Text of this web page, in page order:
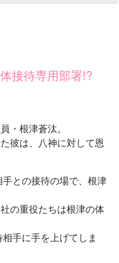
接待専用部署!?
・根津蒼汰。
彼は、八神に対して恩
との接待の場で、根津
の重役たちは根津の体
手に手を上げてしま